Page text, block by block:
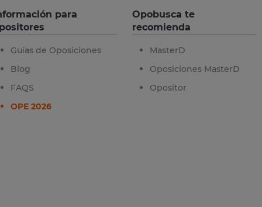
para
Guías de Oposiciones
Blog
FAQS
OPE 2026
Opobusca te
recomienda
MasterD
Oposiciones MasterD
Opositor